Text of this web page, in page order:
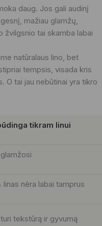
daug. Jos gali audinį
mažiau glamžų,
žvilgsnio tai skamba labai
natūralaus lino, bet
tempsis, visada kris
O tai jau nebūtinai yra tikro
tikram linui
linas nėra labai tamprus
tekstūrą ir gyvumą